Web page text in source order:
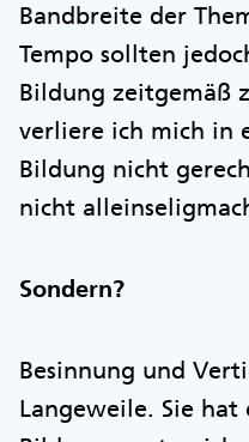
Bandbreite der
Tempo sollten
Bildung zeitgemäß
verliere ich mich in
Bildung nicht
nicht
Sondern?
Besinnung und
Langeweile. Sie hat